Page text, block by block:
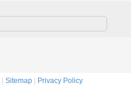
dei materiali
del corredo
Sitemap
Privacy Policy